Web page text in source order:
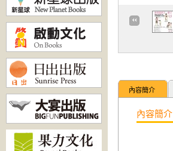
內容簡介
內容簡介